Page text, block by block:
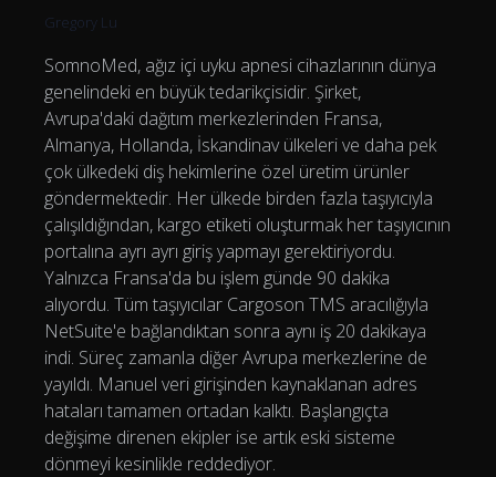
Gregory Lu
SomnoMed, ağız içi uyku apnesi cihazlarının dünya
genelindeki en büyük tedarikçisidir. Şirket,
Avrupa'daki dağıtım merkezlerinden Fransa,
Almanya, Hollanda, İskandinav ülkeleri ve daha pek
çok ülkedeki diş hekimlerine özel üretim ürünler
göndermektedir. Her ülkede birden fazla taşıyıcıyla
çalışıldığından, kargo etiketi oluşturmak her taşıyıcının
portalına ayrı ayrı giriş yapmayı gerektiriyordu.
Yalnızca Fransa'da bu işlem günde 90 dakika
alıyordu. Tüm taşıyıcılar Cargoson TMS aracılığıyla
NetSuite'e bağlandıktan sonra aynı iş 20 dakikaya
indi. Süreç zamanla diğer Avrupa merkezlerine de
yayıldı. Manuel veri girişinden kaynaklanan adres
hataları tamamen ortadan kalktı. Başlangıçta
değişime direnen ekipler ise artık eski sisteme
dönmeyi kesinlikle reddediyor.